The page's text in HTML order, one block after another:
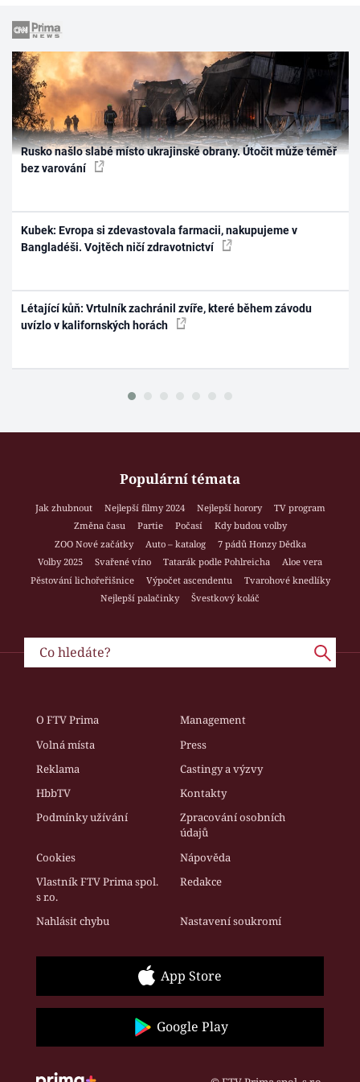
Rusko našlo slabé místo ukrajinské obrany. Útočit může téměř
bez varování
Kubek: Evropa si zdevastovala farmacii, nakupujeme v
Bangladéši. Vojtěch ničí zdravotnictví
Létající kůň: Vrtulník zachránil zvíře, které během závodu
uvízlo v kalifornských horách
Populární témata
Jak zhubnout Nejlepší filmy 2024 Nejlepší horory
TV program
Změna času
Partie Počasí
Kdy budou volby
ZOO Nové začátky
Auto – katalog
7 pádů Honzy Dědka
Volby 2025
Svařené víno Tatarák podle Pohlreicha
Aloe vera
Pěstování lichořeřišnice
Výpočet ascendentu
Tvarohové knedlíky
Nejlepší palačinky
Švestkový koláč
O FTV Prima
Management
Volná místa
Press
Reklama
Castingy a výzvy
HbbTV
Kontakty
Podmínky užívání
Zpracování osobních
údajů
Cookies
Nápověda
Vlastník FTV Prima spol.
s r.o.
Redakce
Nahlásit chybu Nastavení soukromí
App Store
Google Play